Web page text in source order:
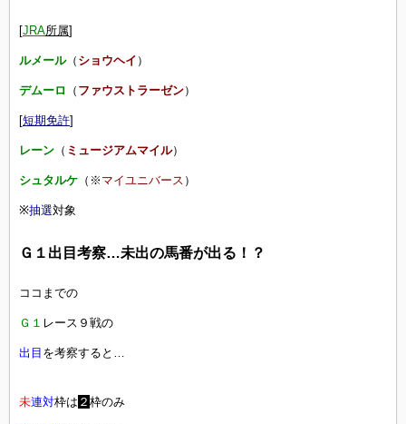
[JRA所属]
ルメール（ ショウヘイ ）
デムーロ （ ファウストラーゼン）
[短期免許]
レーン （ ミュージアムマイル）
シュタルケ （※ マイユニバース ）
※抽選対象
Ｇ１出目考察…未出の馬番が出る！？
ココまでの
Ｇ１ レース９戦の
出目 を考察すると…
未連対枠は ２ 枠のみ